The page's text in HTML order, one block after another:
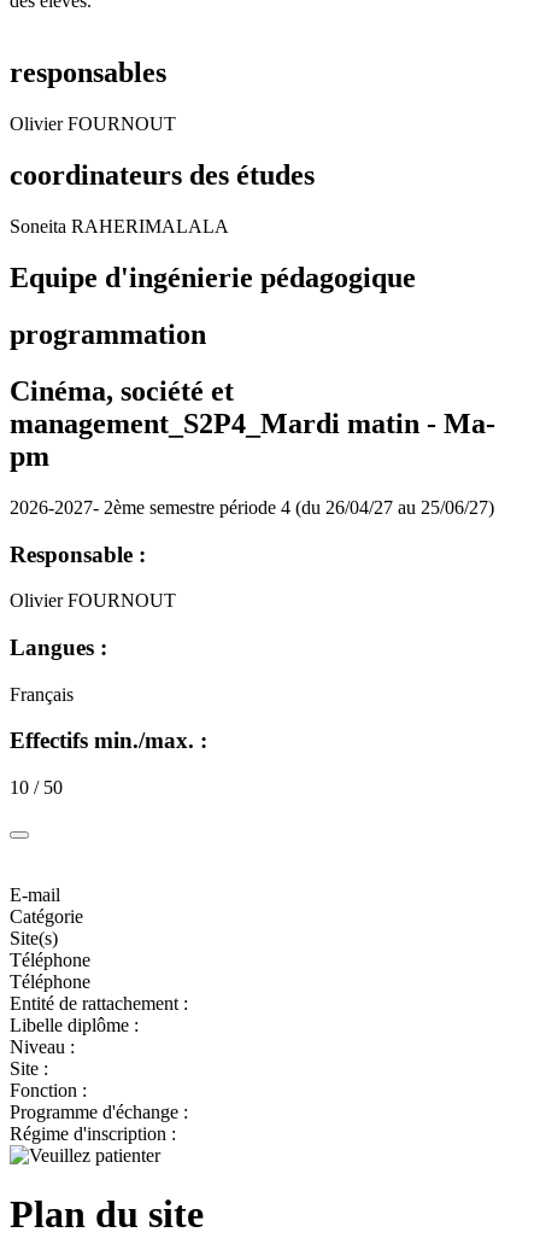
responsables
Olivier FOURNOUT
coordinateurs des études
Soneita RAHERIMALALA
Equipe d'ingénierie pédagogique
programmation
Cinéma, société et
management_S2P4_Mardi matin - Ma-
pm
2026-2027- 2ème semestre période 4 (du 26/04/27 au 25/06/27)
Responsable :
Olivier FOURNOUT
Langues :
Français
Effectifs min./max. :
10 / 50
E-mail
Catégorie
Site(s)
Téléphone
Téléphone
Entité de rattachement :
Libelle diplôme :
Niveau :
Site :
Fonction :
Programme d'échange :
Régime d'inscription :
Plan du site